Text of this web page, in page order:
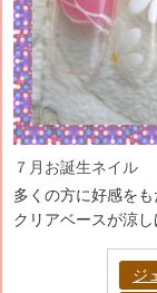
７月お誕生ネイル
多くの方に好感をも
クリアベースが涼し
ジ